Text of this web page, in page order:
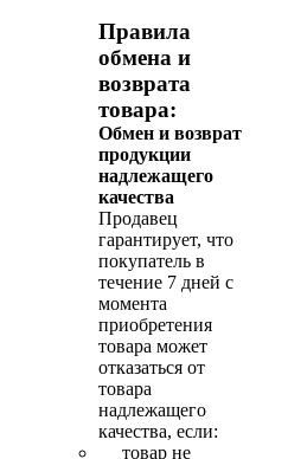
Правила
обмена и
возврата
товара:
Обмен и возврат
продукции
надлежащего
качества
Продавец
гарантирует, что
покупатель в
течение 7 дней с
момента
приобретения
товара может
отказаться от
товара
надлежащего
качества, если:
товар не